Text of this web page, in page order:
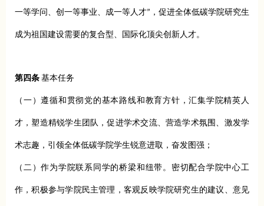
一等学问、创一等事业、成一等人才”，促进全体低碳学院研究生
成为祖国建设需要的复合型、国际化顶尖创新人才。
第四条 基本任务
（一）遵循和贯彻党的基本路线和教育方针，汇集学院精英人
才，塑造精锐学生团队，促进学术交流、营造学术氛围、激发学
术志趣，引领全体低碳学院学生锐意进取，奋发图强；
（二）作为学院联系同学的桥梁和纽带。密切配合学院中心工
作，积极参与学院民主管理，客观反映学院研究生的建议、意见